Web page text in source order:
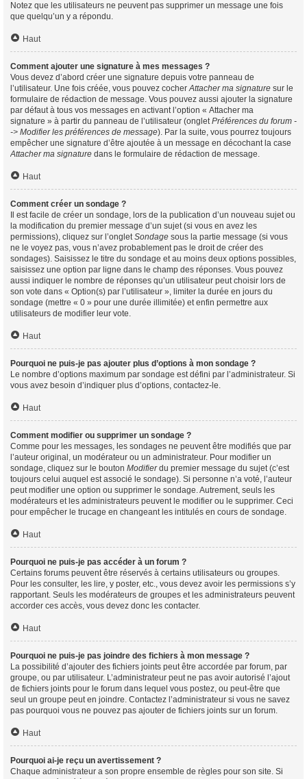
Notez que les utilisateurs ne peuvent pas supprimer un message une fois
que quelqu’un y a répondu.
Haut
Comment ajouter une signature à mes messages ?
Vous devez d’abord créer une signature depuis votre panneau de
l’utilisateur. Une fois créée, vous pouvez cocherAttacher ma signature sur le
formulaire de rédaction de message. Vous pouvez aussi ajouter la signature
par défaut à tous vos messages en activant l’option « Attacher ma
signature » à partir du panneau de l’utilisateur (ongletPréférences du forum -
-> Modifier les préférences de message). Par la suite, vous pourrez toujours
empêcher une signature d’être ajoutée à un message en décochant la case
Attacher ma signature dans le formulaire de rédaction de message.
Haut
Comment créer un sondage ?
Il est facile de créer un sondage, lors de la publication d’un nouveau sujet ou
la modification du premier message d’un sujet (si vous en avez les
permissions), cliquez sur l’ongletSondage sous la partie message (si vous
ne le voyez pas, vous n’avez probablement pas le droit de créer des
sondages). Saisissez le titre du sondage et au moins deux options possibles,
saisissez une option par ligne dans le champ des réponses. Vous pouvez
aussi indiquer le nombre de réponses qu’un utilisateur peut choisir lors de
son vote dans « Option(s) par l’utilisateur », limiter la durée en jours du
sondage (mettre « 0 » pour une durée illimitée) et enfin permettre aux
utilisateurs de modifier leur vote.
Haut
Pourquoi ne puis-je pas ajouter plus d’options à mon sondage ?
Le nombre d’options maximum par sondage est défini par l’administrateur. Si
vous avez besoin d’indiquer plus d’options, contactez-le.
Haut
Comment modifier ou supprimer un sondage ?
Comme pour les messages, les sondages ne peuvent être modifiés que par
l’auteur original, un modérateur ou un administrateur. Pour modifier un
sondage, cliquez sur le bouton Modifierdu premier message du sujet (c’est
toujours celui auquel est associé le sondage). Si personne n’a voté, l’auteur
peut modifier une option ou supprimer le sondage. Autrement, seuls les
modérateurs et les administrateurs peuvent le modifier ou le supprimer. Ceci
pour empêcher le trucage en changeant les intitulés en cours de sondage.
Haut
Pourquoi ne puis-je pas accéder à un forum ?
Certains forums peuvent être réservés à certains utilisateurs ou groupes.
Pour les consulter, les lire, y poster, etc., vous devez avoir les permissions s’y
rapportant. Seuls les modérateurs de groupes et les administrateurs peuvent
accorder ces accès, vous devez donc les contacter.
Haut
Pourquoi ne puis-je pas joindre des fichiers à mon message ?
La possibilité d’ajouter des fichiers joints peut être accordée par forum, par
groupe, ou par utilisateur. L’administrateur peut ne pas avoir autorisé l’ajout
de fichiers joints pour le forum dans lequel vous postez, ou peut-être que
seul un groupe peut en joindre. Contactez l’administrateur si vous ne savez
pas pourquoi vous ne pouvez pas ajouter de fichiers joints sur un forum.
Haut
Pourquoi ai-je reçu un avertissement ?
Chaque administrateur a son propre ensemble de règles pour son site. Si